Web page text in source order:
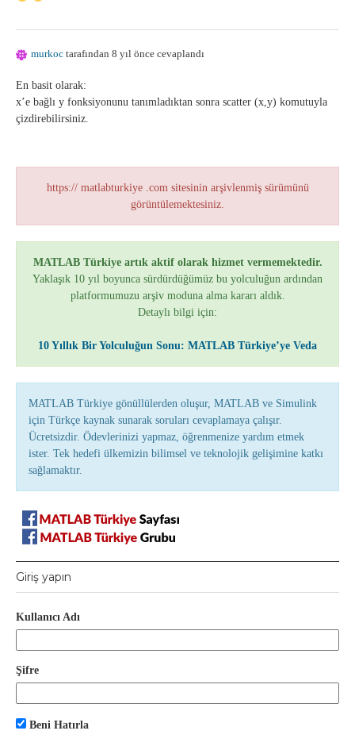
murkoc tarafından 8 yıl önce cevaplandı
En basit olarak:
x’e bağlı y fonksiyonunu tanımladıktan sonra scatter (x,y) komutuyla
çizdirebilirsiniz.
https:// matlabturkiye .com sitesinin arşivlenmiş sürümünü
görüntülemektesiniz.
MATLAB Türkiye artık aktif olarak hizmet vermemektedir.
Yaklaşık 10 yıl boyunca sürdürdüğümüz bu yolculuğun ardından
platformumuzu arşiv moduna alma kararı aldık.
Detaylı bilgi için:
10 Yıllık Bir Yolculuğun Sonu: MATLAB Türkiye’ye Veda
MATLAB Türkiye gönüllülerden oluşur, MATLAB ve Simulink
için Türkçe kaynak sunarak soruları cevaplamaya çalışır.
Ücretsizdir. Ödevlerinizi yapmaz, öğrenmenize yardım etmek
ister. Tek hedefi ülkemizin bilimsel ve teknolojik gelişimine katkı
sağlamaktır.
Giriş yapın
Kullanıcı Adı
Şifre
Beni Hatırla